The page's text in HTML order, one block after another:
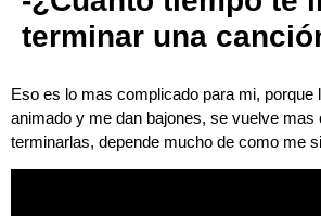
terminar una
Eso es lo mas complicado para mi, porque
animado y me dan bajones, se vuelve mas
terminarlas, depende mucho de como me